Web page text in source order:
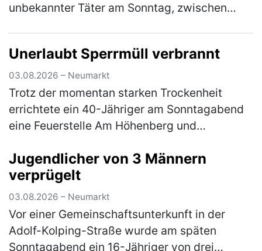
unbekannter Täter am Sonntag, zwischen
Fahrzeugseite…(mehr)
Unerlaubt Sperrmüll verbrannt
03.08.2026 – Neumarkt
Trotz der momentan starken Trockenheit
errichtete ein 40-Jähriger am Sonntagabend
eine Feuerstelle Am Höhenberg und
Feuer wieder löschen und erhält nun eine A…
(mehr)
Jugendlicher von 3 Männern
verprügelt
03.08.2026 – Neumarkt
Vor einer Gemeinschaftsunterkunft in der
Adolf-Kolping-Straße wurde am späten
Sonntagabend ein 16-Jähriger von drei